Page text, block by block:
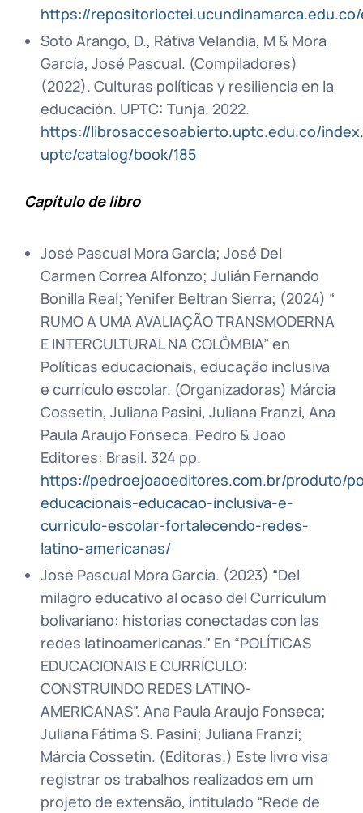
https://
Soto Arango, D., Rátiva Velandia, M & Mora
García, José Pascual. (Compiladores)
(2022). Culturas políticas y resiliencia en la
educación. UPTC: Tunja. 2022.
https://librosaccesoabierto.uptc.edu.co/
uptc/catalog/book/185
Capítulo de libro
José Pascual Mora García; José Del
Carmen Correa Alfonzo; Julián Fernando
Bonilla Real; Yenifer Beltran Sierra; (2024) “
RUMO A UMA AVALIAÇÃO TRANSMODERNA
E INTERCULTURAL NA COLÔMBIA” en
Políticas educacionais, educação inclusiva
e currículo escolar. (Organizadoras) Márcia
Cossetin, Juliana Pasini, Juliana Franzi, Ana
Paula Araujo Fonseca. Pedro & Joao
Editores: Brasil. 324 pp.
https://pedroejoaoeditores.com.br/produto/
educacionais-educacao-inclusiva-e-
curriculo-escolar-fortalecendo-redes-
latino-americanas/
José Pascual Mora García. (2023) “Del
milagro educativo al ocaso del Currículum
bolivariano: historias conectadas con las
redes latinoamericanas.” En “POLÍTICAS
EDUCACIONAIS E CURRÍCULO:
CONSTRUINDO REDES LATINO-
AMERICANAS”. Ana Paula Araujo Fonseca;
Juliana Fátima S. Pasini; Juliana Franzi;
Márcia Cossetin. (Editoras.) Este livro visa
registrar os trabalhos realizados em um
projeto de extensão, intitulado “Rede de